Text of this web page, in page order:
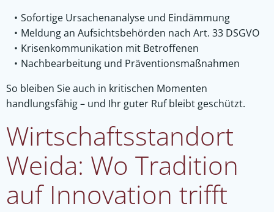
Sofortige Ursachenanalyse und Eindämmung
Meldung an Aufsichtsbehörden nach Art. 33 DSGVO
Krisenkommunikation mit Betroffenen
Nachbearbeitung und Präventionsmaßnahmen
So bleiben Sie auch in kritischen Momenten
handlungsfähig – und Ihr guter Ruf bleibt geschützt.
Wirtschaftsstandort
Weida: Wo Tradition
auf Innovation trifft